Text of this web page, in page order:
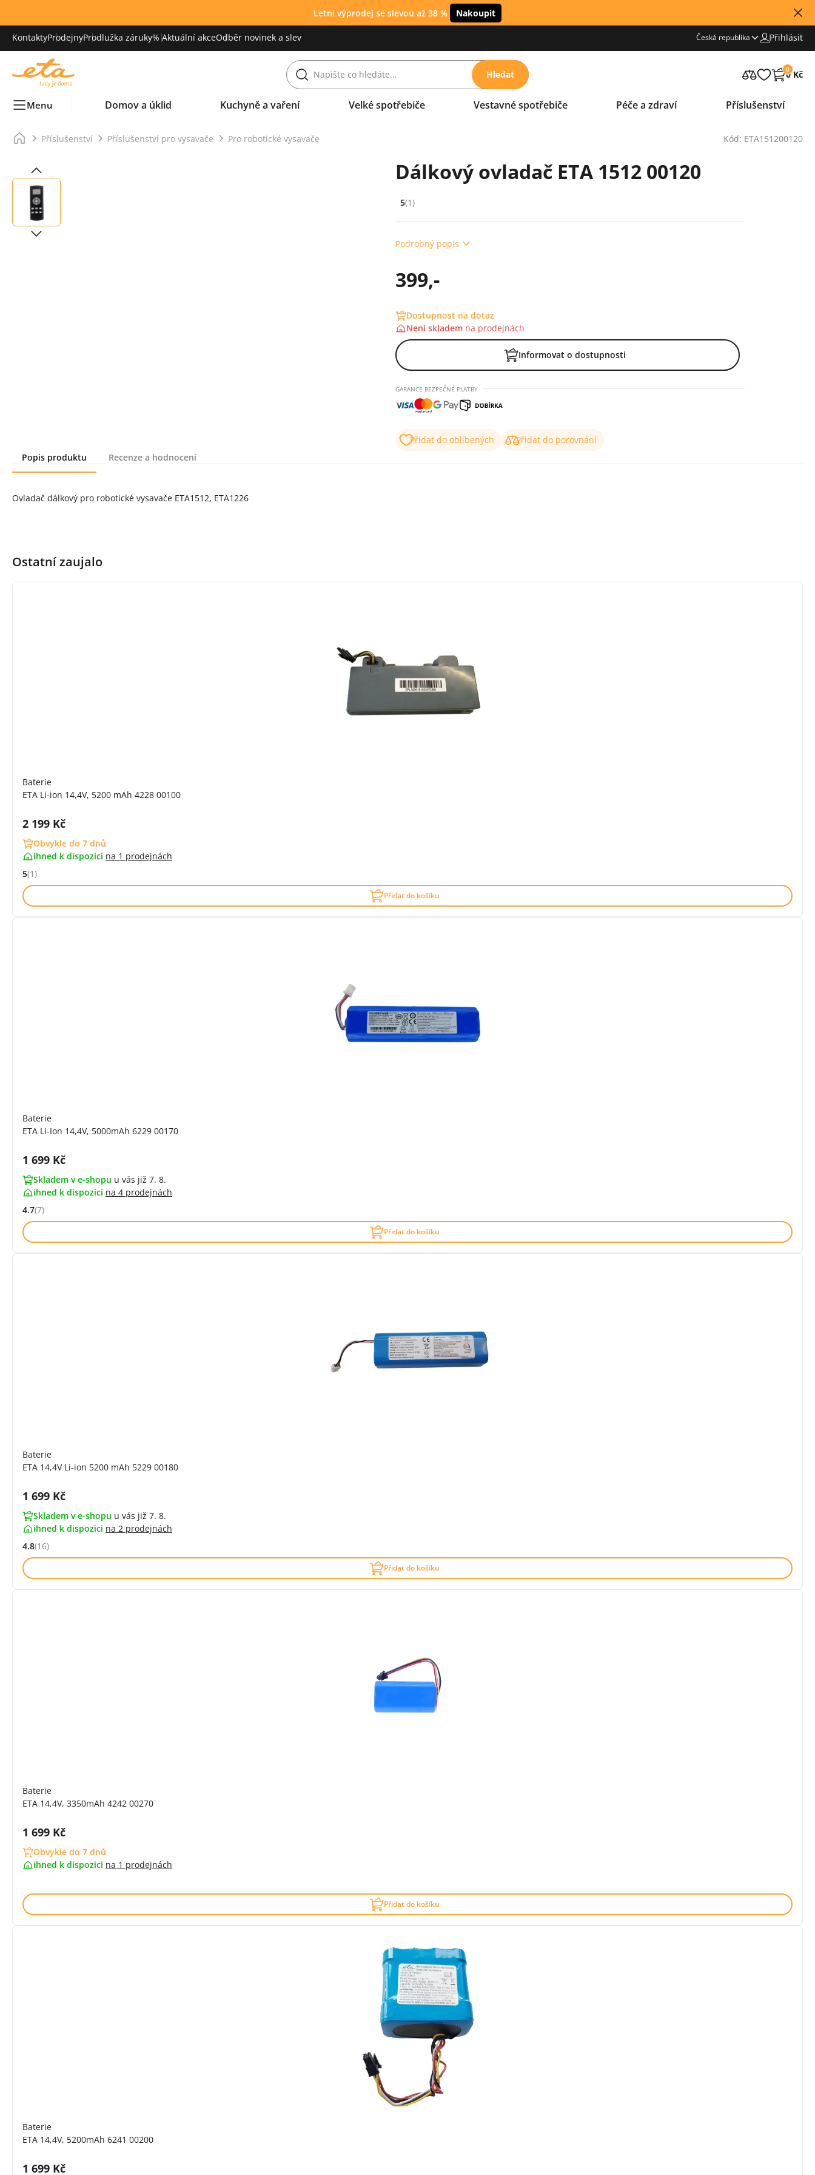
Letní výprodej se slevou až 38 % Nakoupit
KontaktyProdejnyProdlužka záruky% Aktuální akceOdběr novinek a slev Česká republika Přihlásit
Hledat 0
0 Kč
Menu Domov a úklid Kuchyně a vaření Velké spotřebiče Vestavné spotřebiče Péče a zdraví Příslušenství
Příslušenství Příslušenství pro vysavače Pro robotické vysavače Kód: ETA151200120
Dálkový ovladač ETA 1512 00120
Hodnocení: 5 z 5 (1 recenzí)
5(1)
Podrobný popis
399,-
Dostupnost na dotaz
Není skladem na prodejnách
Informovat o dostupnosti
GARANCE BEZPEČNÉ PLATBY
Přidat do oblíbených
Přidat do porovnání
Popis produktu
Recenze a hodnocení
Ovladač dálkový pro robotické vysavače ETA1512, ETA1226
Ostatní zaujalo
Baterie
ETA Li-ion 14,4V, 5200 mAh 4228 00100
Cena s DPH:
2 199 Kč
Obvykle do 7 dnů
ihned k dispozici na 1 prodejnách
Hodnocení: 5 z 5 (1 recenzí)
5(1)
Přidat do košíku
Baterie
ETA Li-Ion 14,4V, 5000mAh 6229 00170
Cena s DPH:
1 699 Kč
Skladem v e-shopu u vás již 7. 8.
ihned k dispozici na 4 prodejnách
Hodnocení: 4.7 z 5 (7 recenzí)
4.7(7)
Přidat do košíku
Baterie
ETA 14,4V Li-ion 5200 mAh 5229 00180
Cena s DPH:
1 699 Kč
Skladem v e-shopu u vás již 7. 8.
ihned k dispozici na 2 prodejnách
Hodnocení: 4.8 z 5 (16 recenzí)
4.8(16)
Přidat do košíku
Baterie
ETA 14,4V, 3350mAh 4242 00270
Cena s DPH:
1 699 Kč
Obvykle do 7 dnů
ihned k dispozici na 1 prodejnách
Přidat do košíku
Baterie
ETA 14,4V, 5200mAh 6241 00200
Cena s DPH:
1 699 Kč